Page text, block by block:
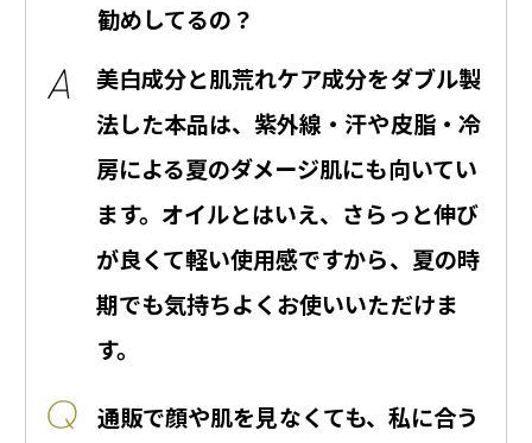
勧めしてるの？
美白成分と肌荒れケア成分をダブル製
法した本品は、紫外線・汗や皮脂・冷
房による夏のダメージ肌にも向いてい
ます。オイルとはいえ、さらっと伸び
が良くて軽い使用感ですから、夏の時
期でも気持ちよくお使いいただけま
す。
通販で顔や肌を見なくても、私に合う